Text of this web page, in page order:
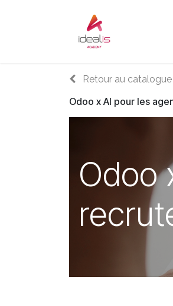
Retour au catalogue
Odoo x AI pour les
Odoo